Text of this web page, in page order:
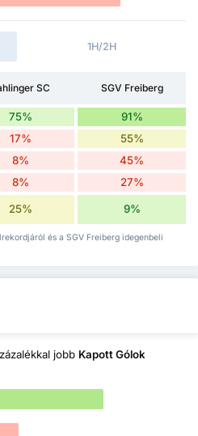
1H/2H
SC SGV Freiberg
75% 91%
17% 55%
8% 45%
8% 27%
25% 9%
és a SGV Freiberg idegenbeli
jobb Kapott Gólok